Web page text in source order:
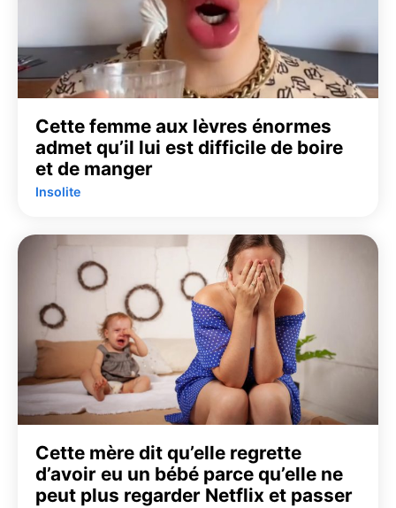
Cette femme aux lèvres énormes
admet qu’il lui est difficile de boire
et de manger
Insolite
Cette mère dit qu’elle regrette
d’avoir eu un bébé parce qu’elle ne
peut plus regarder Netflix et passer